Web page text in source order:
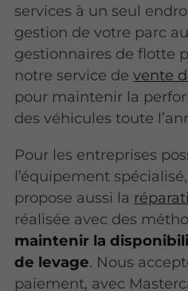
services à un seul
gestion de votre parc
gestionnaires de flotte
notre service devente
pour maintenir la
des véhicules toute
Pour les entreprises
l’équipement
propose aussi la
réalisée avec des
maintenir la
de levage. Nous
paiement, avec